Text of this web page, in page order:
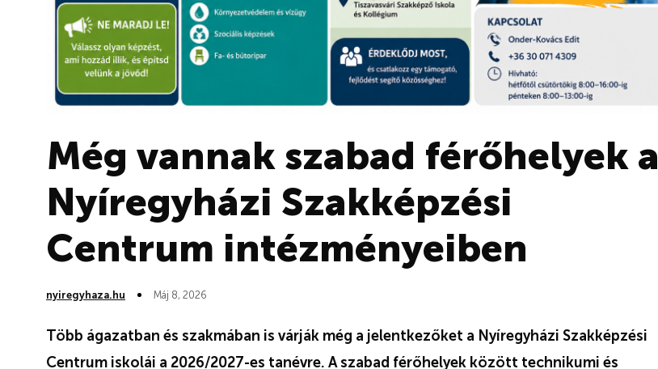
Még vannak szabad férőhelyek a
Nyíregyházi Szakképzési
Centrum intézményeiben
nyiregyhaza.hu Máj 8, 2026
Több ágazatban és szakmában is várják még a jelentkezőket a Nyíregyházi Szakképzési
Centrum iskolái a 2026/2027-es tanévre. A szabad férőhelyek között technikumi és